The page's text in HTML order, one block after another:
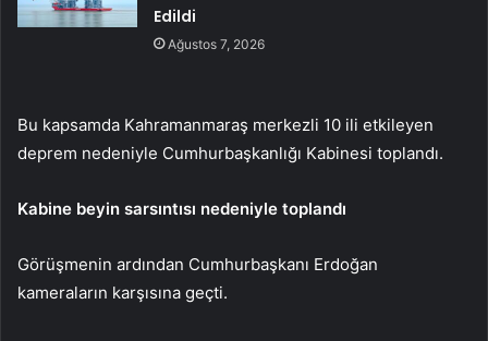
Edildi
Ağustos 7, 2026
Bu kapsamda Kahramanmaraş merkezli 10 ili etkileyen
deprem nedeniyle Cumhurbaşkanlığı Kabinesi toplandı.
Kabine beyin sarsıntısı nedeniyle toplandı
Görüşmenin ardından Cumhurbaşkanı Erdoğan
kameraların karşısına geçti.